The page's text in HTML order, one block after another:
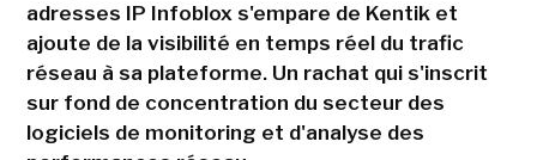
adresses IP Infoblox s'empare de Kentik et
ajoute de la visibilité en temps réel du trafic
réseau à sa plateforme. Un rachat qui s'inscrit
sur fond de concentration du secteur des
logiciels de monitoring et d'analyse des